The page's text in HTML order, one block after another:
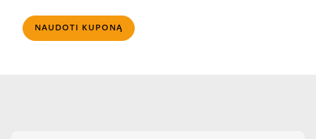
NAUDOTI KUPONĄ